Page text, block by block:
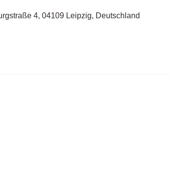
4, 04109 Leipzig, Deutschland